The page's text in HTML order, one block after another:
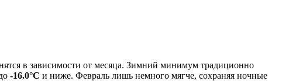
в зависимости от месяца. Зимний минимум традиционно
-16.0°C и ниже. Февраль лишь немного мягче, сохраняя ночные